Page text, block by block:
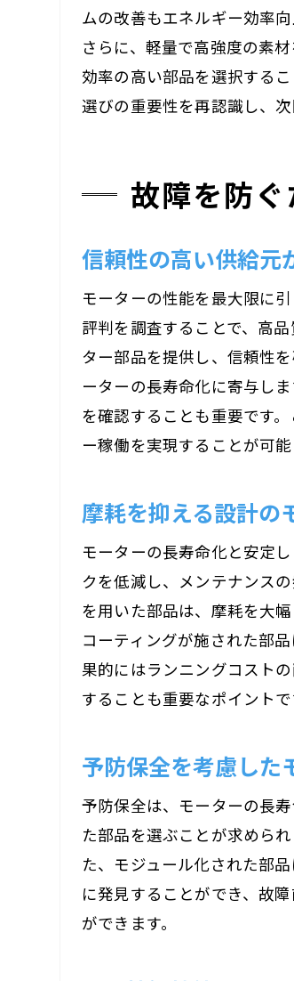
ムの改善もエネルギー効率
さらに、軽量で高強度の素
効率の高い部品を選択する
選びの重要性を再認識し、
故障を防
信頼性の高い供給元
モーターの性能を最大限に
評判を調査することで、高
ター部品を提供し、信頼性
ーターの長寿命化に寄与し
を確認することも重要です
ー稼働を実現することが可能
摩耗を抑える設計の
モーターの長寿命化と安定
クを低減し、メンテナンス
を用いた部品は、摩耗を大
コーティングが施された部
果的にはランニングコスト
することも重要なポイントで
予防保全を考慮した
予防保全は、モーターの長
た部品を選ぶことが求めら
た、モジュール化された部
に発見することができ、故
ができます。